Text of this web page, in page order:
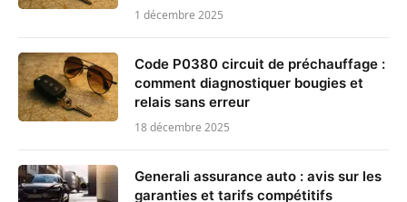
1 décembre 2025
Code P0380 circuit de préchauffage :
comment diagnostiquer bougies et
relais sans erreur
18 décembre 2025
Generali assurance auto : avis sur les
garanties et tarifs compétitifs